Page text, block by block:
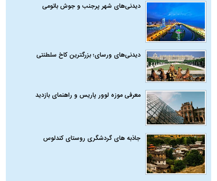
دیدنی‌های شهر پرجنب و جوش باتومی
دیدنی‌های ورسای؛ بزرگترین کاخ سلطنتی
معرفی موزه لوور پاریس و راهنمای بازدید
جاذبه های گردشگری روستای کندلوس